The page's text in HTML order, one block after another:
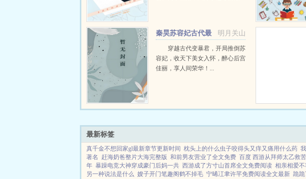
渡看着山下的寥寥炊烟，以及那...
明月关山
秦昊苏容妃古代最
强昏君最新章节在线阅读
穿越古代变暴君，开局推倒苏
容妃，收天下美女入怀，醉心后宫
佳丽，享人间荣华！...
最新标签
真千金不想回家gl最新章节更新时间 枕头上的什么虫子咬得头又痒又痛用什么药
著名
赶海奶爸整片大海完整版 和前男友营业了全文免费 百度 西游从拜师太乙救
年 暴躁电竞大神穿成豪门后妈一共 西游成了方寸山首席全文免费阅读 相亲相爱不
另一种说法是什么 嫂子开门笔趣阁鹤不掉毛 宁晞冮聿许芊免费阅读全文最新 跪